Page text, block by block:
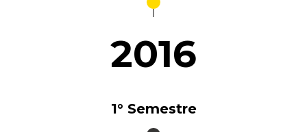
2016
1° Semestre